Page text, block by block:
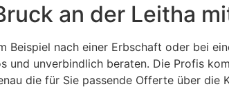
an der Leitha
Beispiel nach einer Erbschaft oder bei
unverbindlich beraten. Die Profis
die für Sie passende Offerte über die